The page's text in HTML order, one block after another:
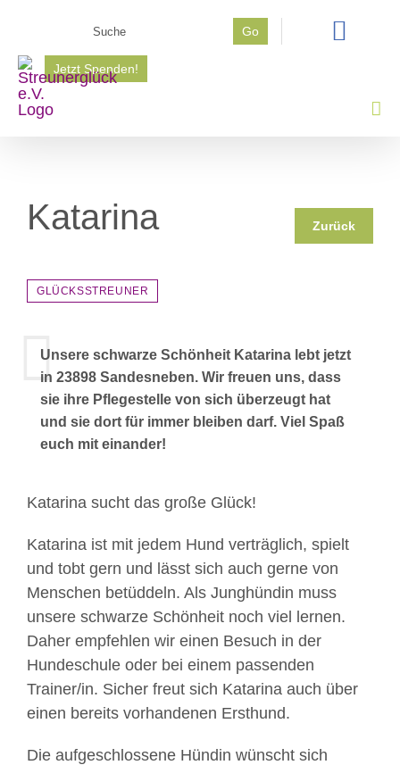
springen
Go
Jetzt Spenden!
Katarina Zurück
GLÜCKSSTREUNER
Unsere schwarze Schönheit Katarina lebt jetzt
in 23898 Sandesneben. Wir freuen uns, dass
sie ihre Pflegestelle von sich überzeugt hat
und sie dort für immer bleiben darf. Viel Spaß
euch mit einander!
Katarina sucht das große Glück!
Katarina ist mit jedem Hund verträglich, spielt
und tobt gern und lässt sich auch gerne von
Menschen betüddeln. Als Junghündin muss
unsere schwarze Schönheit noch viel lernen.
Daher empfehlen wir einen Besuch in der
Hundeschule oder bei einem passenden
Trainer/in. Sicher freut sich Katarina auch über
einen bereits vorhandenen Ersthund.
Die aufgeschlossene Hündin wünscht sich